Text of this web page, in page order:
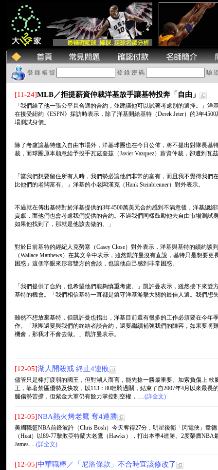
登 錄 帳 號 登 錄 密 碼 驗
[11-24]MLB／拒提薪資仲裁洋基放手讓基特投奔「自由」
「我們給了他一張公平且合適的合約，並建議他可以試著考慮別的選擇。」洋
在接受紐約《ESPN》採訪時表示，除了洋基開給基特（Derek Jeter）的3年
場測試身價。
除了考慮讓基特進入自由市場外，洋基球團也在今日公佈，將不提出對隊長基
裁，而球團原本願意給予投手瓦茲奎茲（Javier Vazquez）薪資仲裁，卻遭到瓦
「當我們想要留住所有人時，我們勢必讓他們非常的富有，而且我不覺得我
比他們的老闆富有。」洋基的小老闆漢克（Hank Steinbrenner）對外表示。
不過就在傳出基特對於洋基提供的3年4500萬美元合約感到不滿意後，洋基總
貢獻，而他們也會考慮我們提供的合約。不過我們同樣鼓勵他去自由市場測試
如果他找到了，那就是他該去做的。」
對於日前基特的經紀人克勞塞（Casey Close）對外表示，洋基與基特的續約談
（Wallace Matthews）在其文章中表示，雖然凱許曼沒有直說，基特只是想要
困惑」這個字眼來形容雙方的會談，也讓他自己感到非常困惑。
「我們提供了合約，也希望他們能夠慎重考慮。」凱許曼表示，雖然接下來
基特的機會。「我們相信基特一直都是鎮守洋基游擊大關的最佳人選。我們想
雖然不想放棄基特，但凱許曼也指出，洋基目前還有很多的工作必須要在今年
作。「球團還要與我們的終結者談合約，還要繼續補強我們的陣容，如果要將
機會，那我才不會去做。」凱許曼表示。
[12-05]湖人開殺戒 終止4連敗
儘管只是棒打疲弱的國王，但對湖人而言，能先搶一勝最重要。加索負傷上
王，靠著禁區優勢及快攻，以113：80輕騎過關，結束了自2007年4月以來最長
腿傷勢苦撐，但紫金大軍仍有餘力掌控制空權，.....(詳全文)
[12-05]NBA熱火烤老鷹 奪4連勝
美國職籃NBA前鋒波許（Chris Bosh）今天奪得27分，明星後衛「閃電俠」韋
（Heat）以89-77擊敗亞特蘭大老鷹（Hawks），打出本季4連勝。2度榮膺
James.....(詳全文)
[12-05]中華職棒／「尼洛條款」不合時宜該修改了